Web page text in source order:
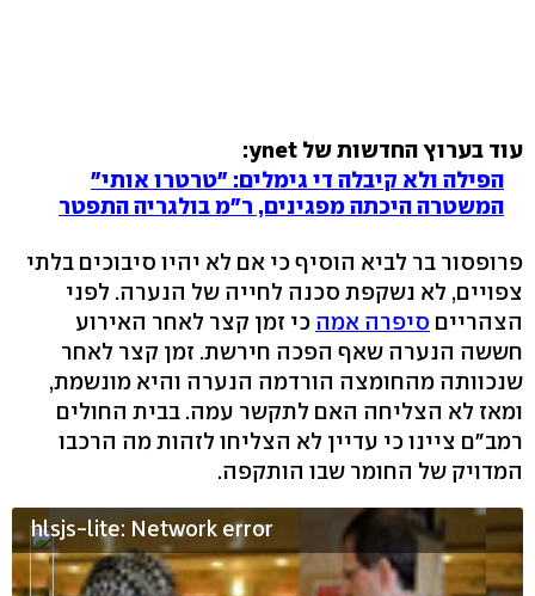
עוד בערוץ החדשות של ynet:
הפילה ולא קיבלה די גימלים: "טרטרו אותי"
המשטרה היכתה מפגינים, ר"מ בולגריה התפטר
פרופסור בר לביא הוסיף כי אם לא יהיו סיבוכים בלתי
צפויים, לא נשקפת סכנה לחייה של הנערה. לפני
הצהריים סיפרה אמה כי זמן קצר לאחר האירוע
חששה הנערה שאף הפכה חירשת. זמן קצר לאחר
שנכוותה מהחומצה הורדמה הנערה והיא מונשמת,
ומאז לא הצליחה האם לתקשר עמה. בבית החולים
רמב"ם ציינו כי עדיין לא הצליחו לזהות מה הרכבו
המדויק של החומר שבו הותקפה.
hlsjs-lite: Network error